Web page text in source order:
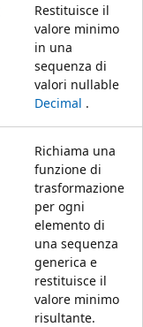
Restituisce il
valore minimo
in una
sequenza di
valori nullable
Decimal .
Richiama una
funzione di
trasformazione
per ogni
elemento di
una sequenza
generica e
restituisce il
valore minimo
risultante.